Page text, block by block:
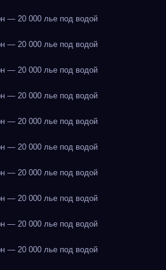
— 20 000 лье под водой
— 20 000 лье под водой
— 20 000 лье под водой
— 20 000 лье под водой
— 20 000 лье под водой
— 20 000 лье под водой
— 20 000 лье под водой
— 20 000 лье под водой
— 20 000 лье под водой
— 20 000 лье под водой